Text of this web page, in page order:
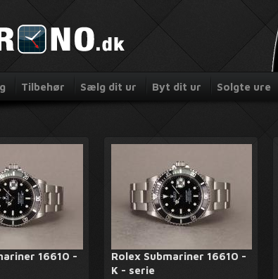
Tilbehør Sælg dit ur Byt dit ur Solgte ure
16610 -
Rolex Submariner 16610 -
K - serie